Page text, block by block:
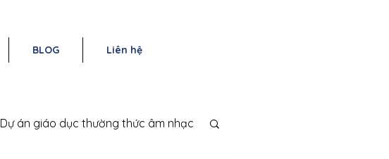
BLOG Liên hệ
Dự án giáo dục thường thức âm nhạc